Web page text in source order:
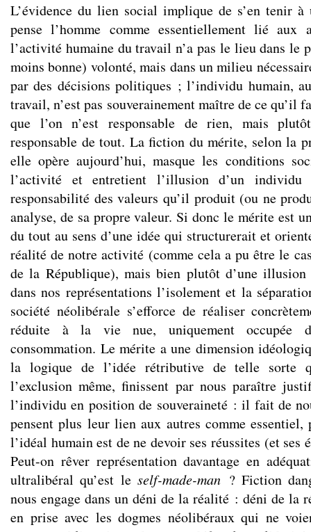
L’évidence du lien social implique de s’en tenir
pense l’homme comme essentiellement lié aux
l’activité humaine du travail n’a pas le lieu dans le
moins bonne) volonté, mais dans un milieu
par des décisions politiques ; l’individu humain,
travail, n’est pas souverainement maître de ce qu’il
que l’on n’est responsable de rien, mais
responsable de tout. La fiction du mérite, selon la
elle opère aujourd’hui, masque les conditions
l’activité et entretient l’illusion d’un individu
responsabilité des valeurs qu’il produit (ou ne
analyse, de sa propre valeur. Si donc le mérite est
du tout au sens d’une idée qui structurerait et
réalité de notre activité (comme cela a pu être le
de la République), mais bien plutôt d’une
dans nos représentations l’isolement et la
société néolibérale s’efforce de réaliser
réduite à la vie nue, uniquement occupée
consommation. Le mérite a une dimension
la logique de l’idée rétributive de telle sorte
l’exclusion même, finissent par nous paraître
l’individu en position de souveraineté : il fait de
pensent plus leur lien aux autres comme essentiel,
l’idéal humain est de ne devoir ses réussites (et ses
Peut-on rêver représentation davantage en
ultralibéral qu’est leself-made-man ? Fiction
nous engage dans un déni de la réalité : déni de la
en prise avec les dogmes néolibéraux qui ne